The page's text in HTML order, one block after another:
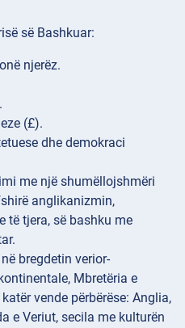
së Bashkuar:
njerëz.
(£).
dhe demokraci
me një shumëllojshmëri
anglikanizmin,
të tjera, së bashku me
bregdetin verior-
Mbretëria e
vende përbërëse: Anglia,
e Veriut, secila me kulturën